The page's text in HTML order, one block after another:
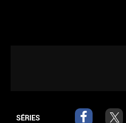
SÉRIES